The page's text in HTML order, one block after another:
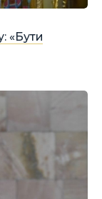
«Бути